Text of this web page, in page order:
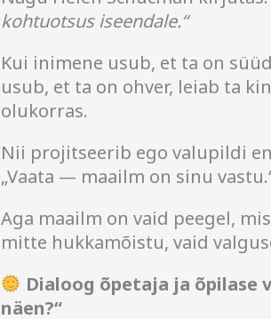
kohtuotsus iseendale.“
Kui inimene usub, et ta on
usub, et ta on ohver, leiab ta
olukorras.
Nii projitseerib ego valupildi
„Vaata — maailm on sinu
Aga maailm on vaid peegel,
mitte hukkamõistu, vaid
Dialoog õpetaja ja õpilase
näen?“